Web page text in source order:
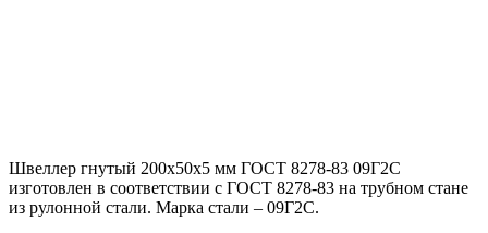
Швеллер гнутый 200x50x5 мм ГОСТ 8278-83 09Г2С
изготовлен в соответствии с ГОСТ 8278-83 на трубном стане
из рулонной стали. Марка стали – 09Г2С.